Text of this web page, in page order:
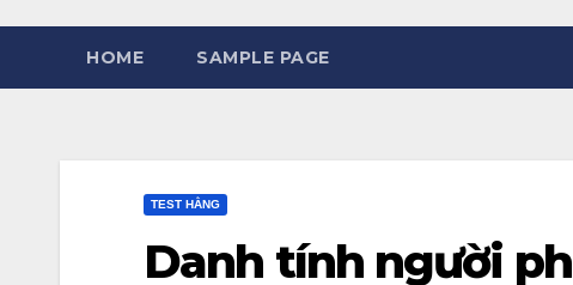
HOME SAMPLE PAGE
TEST HẰNG
Danh tính người